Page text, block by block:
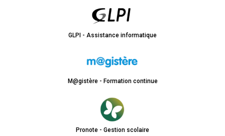
GLPI - Assistance informatique
M@gistère - Formation continue
Pronote - Gestion scolaire